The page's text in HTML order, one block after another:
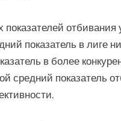
отбивания
показатель в лиге
в более
средний показатель